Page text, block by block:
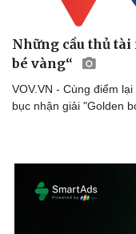
Sức khỏe
Dinh dưỡng - món ngon
Sản phụ khoa
Nhi khoa
Phòng mạch online
Ăn sạch sống khỏe
Những cầu thủ tài
bé vàng“
VOV.VN - Cùng điểm
bục nhận giải "Golden